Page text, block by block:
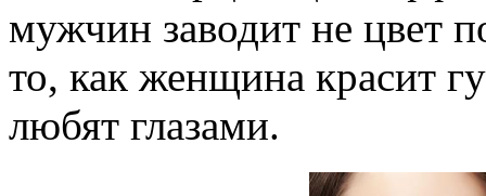
мужчин заводит не цвет
то, как женщина красит
любят глазами.